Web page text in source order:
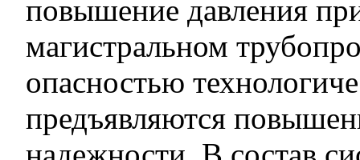
повышение давления
магистральном
опасностью
предъявляются